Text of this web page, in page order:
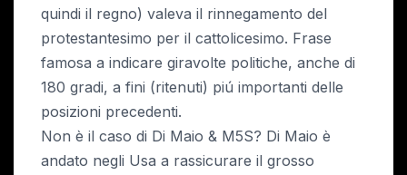
quindi il regno) valeva il rinnegamento del
protestantesimo per il cattolicesimo. Frase
famosa a indicare giravolte politiche, anche di
180 gradi, a fini (ritenuti) piú importanti delle
posizioni precedenti.
Non è il caso di Di Maio & M5S? Di Maio è
andato negli Usa a rassicurare il grosso